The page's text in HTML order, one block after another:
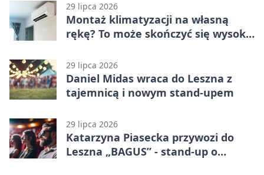
29 lipca 2026
Montaż klimatyzacji na własną
rękę? To może skończyć się wysoką
29 lipca 2026
Daniel Midas wraca do Leszna z
tajemnicą i nowym stand-upem
29 lipca 2026
Katarzyna Piasecka przywozi do
Leszna „BAGUS” - stand-up o